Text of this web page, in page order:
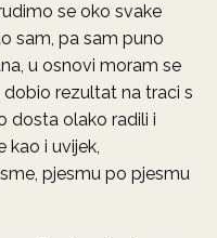
se oko svake
sam, pa sam puno
u osnovi moram se
rezultat na traci s
dosta olako radili i
kao i uvijek,
pjesmu po pjesmu